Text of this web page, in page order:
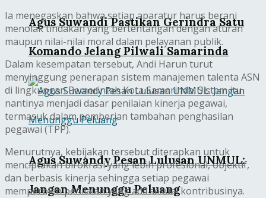
Agus Suwandi Pastikan Gerindra Satu
Komando Jelang Pilwali Samarinda
Agus Suwandy Pesan Lulusan UNMUL:
Jangan Menunggu Peluang
Ia menegaskan bahwa setiap aparatur harus berani
menolak tindakan yang bertentangan dengan aturan
maupun nilai-nilai moral dalam pelayanan publik.
Dalam kesempatan tersebut, Andi Harun turut
menyinggung penerapan sistem manajemen talenta ASN
di lingkungan Pemerintah Kota Samarinda. Sistem itu
nantinya menjadi dasar penilaian kinerja pegawai,
termasuk dalam pemberian tambahan penghasilan
pegawai (TPP).
Menurutnya, kebijakan tersebut diterapkan untuk
menciptakan birokrasi yang lebih profesional, objektif,
dan berbasis kinerja sehingga setiap pegawai
memperoleh penilaian yang adil sesuai kontribusinya.